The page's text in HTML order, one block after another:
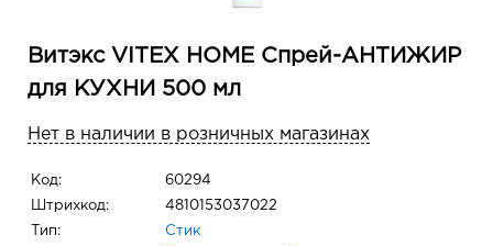
Витэкс VITEX HOME Спрей-АНТИЖИР
для КУХНИ 500 мл
Нет в наличии в розничных магазинах
Код: 60294
Штрихкод: 4810153037022
Тип: Стик